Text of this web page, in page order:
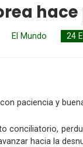
El Mundo 24
paciencia y
conciliatorio,
hacia la